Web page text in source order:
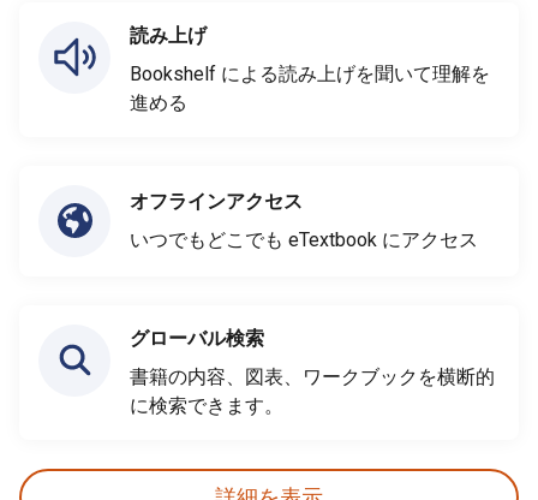
読み上げ
Bookshelf による読み上げを聞いて理解を
進める
オフラインアクセス
いつでもどこでも eTextbook にアクセス
グローバル検索
書籍の内容、図表、ワークブックを横断的
に検索できます。